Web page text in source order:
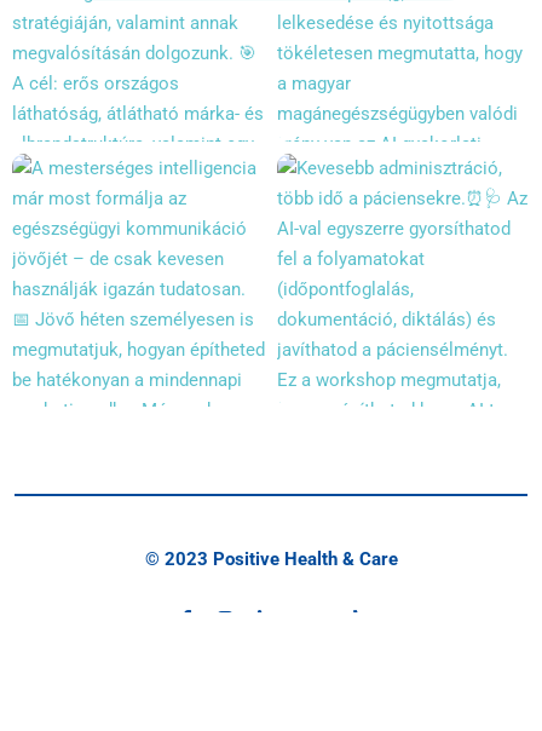
© 2023 Positive Health & Care